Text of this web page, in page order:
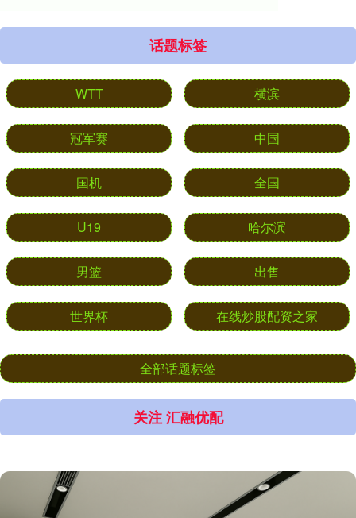
话题标签
WTT 横滨
冠军赛 中国
国机 全国
U19 哈尔滨
男篮 出售
世界杯 在线炒股配资之家
全部话题标签
关注 汇融优配